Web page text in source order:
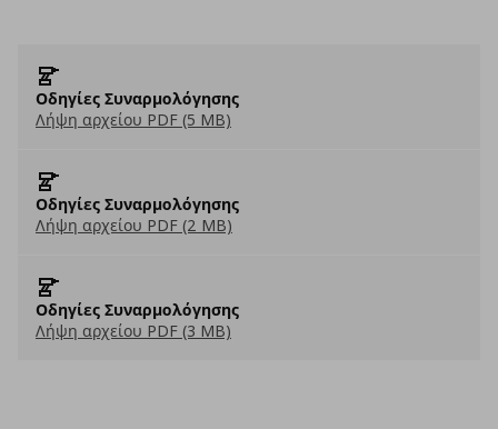
Οδηγίες Συναρμολόγησης
Λήψη αρχείου PDF (5 MB)
Οδηγίες Συναρμολόγησης
Λήψη αρχείου PDF (2 MB)
Οδηγίες Συναρμολόγησης
Λήψη αρχείου PDF (3 MB)